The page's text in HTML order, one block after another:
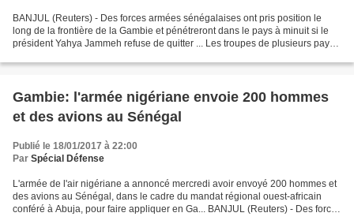
BANJUL (Reuters) - Des forces armées sénégalaises ont pris position le
long de la frontière de la Gambie et pénétreront dans le pays à minuit si le
président Yahya Jammeh refuse de quitter ... Les troupes de plusieurs pays
Gambie: l'armée nigériane envoie 200 hommes
et des avions au Sénégal
Publié le 18/01/2017 à 22:00
Par Spécial Défense
L'armée de l'air nigériane a annoncé mercredi avoir envoyé 200 hommes et
des avions au Sénégal, dans le cadre du mandat régional ouest-africain
conféré à Abuja, pour faire appliquer en Ga... BANJUL (Reuters) - Des forces